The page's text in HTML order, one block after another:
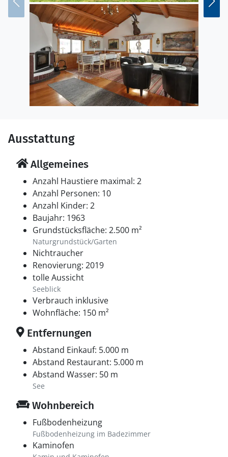
können Sie die Produktion der berühmten Dalapferde
besichtigen.
Ausstattung
Allgemeines
Anzahl Haustiere maximal: 2
Anzahl Personen: 10
Anzahl Kinder: 2
Baujahr: 1963
Grundstücksfläche: 2.500 m²
Naturgrundstück/Garten
Nichtraucher
Renovierung: 2019
tolle Aussicht
Seeblick
Verbrauch inklusive
Wohnfläche: 150 m²
Entfernungen
Abstand Einkauf: 5.000 m
Abstand Restaurant: 5.000 m
Abstand Wasser: 50 m
See
Wohnbereich
Fußbodenheizung
Fußbodenheizung im Badezimmer
Kaminofen